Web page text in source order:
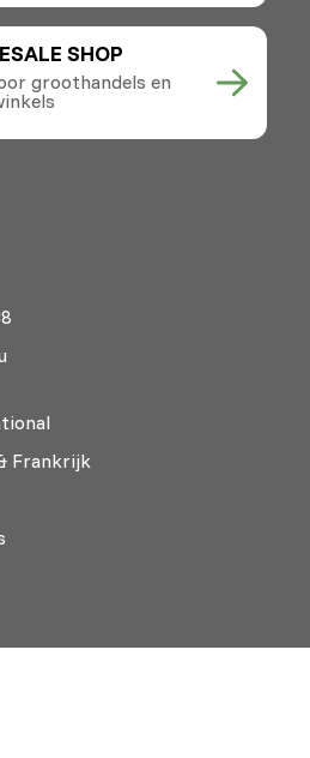
SHOP
groothandels en
Frankrijk